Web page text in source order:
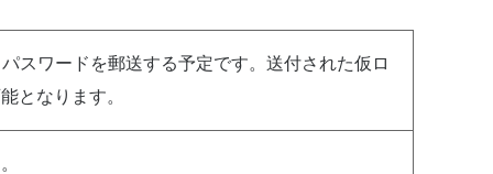
スワードを郵送する予定です。送付された仮ロ
となります。